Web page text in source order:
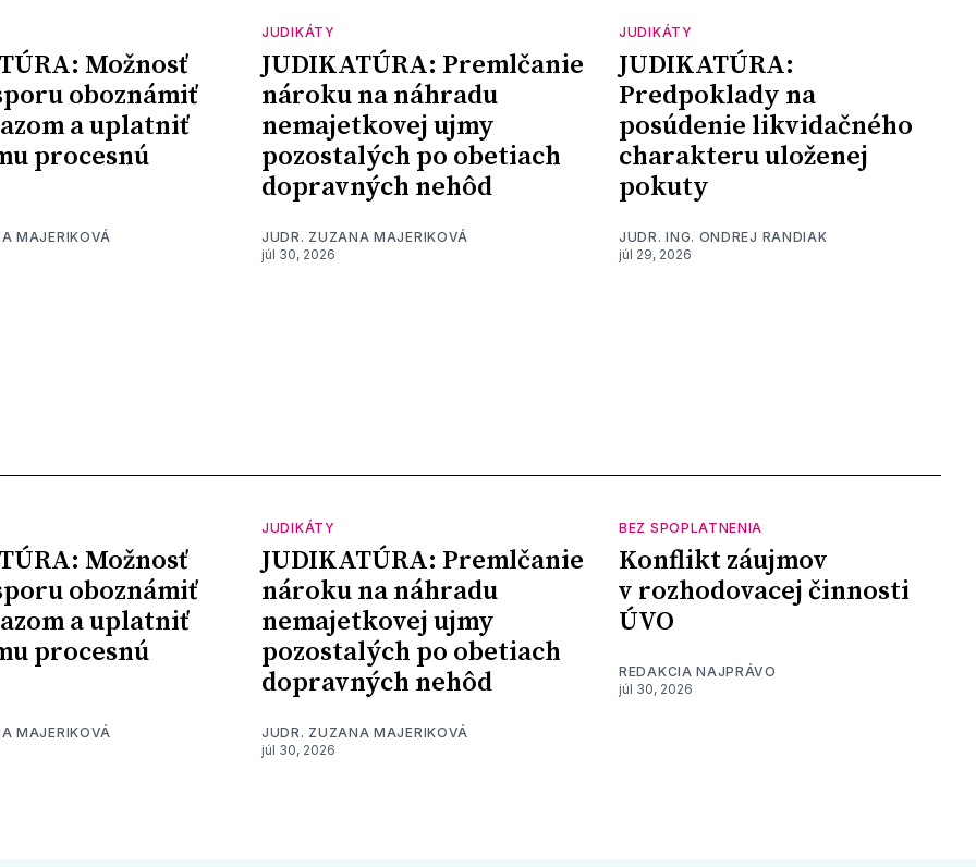
Možnosť
oboznámiť
a uplatniť
procesnú
MAJERIKOVÁ
JUDIKÁTY
JUDIKATÚRA: Premlčanie
nároku na náhradu
nemajetkovej ujmy
pozostalých po obetiach
dopravných nehôd
JUDR. ZUZANA MAJERIKOVÁ
júl 30, 2026
JUDIKÁTY
JUDIKATÚRA:
Predpoklady na
posúdenie likvidačného
charakteru uloženej
pokuty
JUDR. ING. ONDREJ RANDIAK
júl 29, 2026
Možnosť
oboznámiť
a uplatniť
procesnú
MAJERIKOVÁ
JUDIKÁTY
JUDIKATÚRA: Premlčanie
nároku na náhradu
nemajetkovej ujmy
pozostalých po obetiach
dopravných nehôd
JUDR. ZUZANA MAJERIKOVÁ
júl 30, 2026
BEZ SPOPLATNENIA
Konflikt záujmov
v rozhodovacej činnosti
ÚVO
REDAKCIA NAJPRÁVO
júl 30, 2026